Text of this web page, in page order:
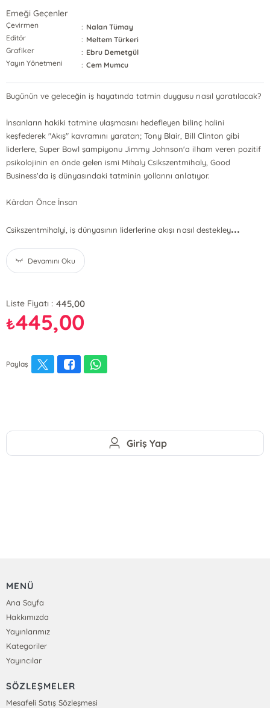
Emeği Geçenler
Çevirmen : Nalan Tümay
Editör
: Meltem Türkeri
Grafiker
: Ebru Demetgül
Yayın Yönetmeni
: Cem Mumcu
Bugünün ve geleceğin iş hayatında tatmin duygusu nasıl yaratılacak?
İnsanların hakiki tatmine ulaşmasını hedefleyen bilinç halini
keşfederek "Akış" kavramını yaratan; Tony Blair, Bill Clinton gibi
liderlere, Super Bowl şampiyonu Jimmy Johnson'a ilham veren pozitif
psikolojinin en önde gelen ismi Mihaly Csikszentmihaly, Good
Business'da iş dünyasındaki tatminin yollarını anlatıyor.
Kârdan Önce İnsan
Csikszentmihalyi, iş dünyasının liderlerine akışı nasıl destekley...
Devamını Oku
Liste Fiyatı : 445,00
₺445,00
Paylaş
Giriş Yap
MENÜ
Ana Sayfa
Hakkımızda
Yayınlarımız
Kategoriler
Yayıncılar
SÖZLEŞMELER
Mesafeli Satış Sözleşmesi